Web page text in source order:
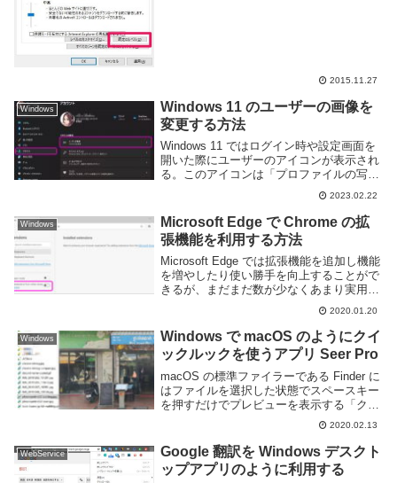
2015.11.27
Windows
Windows 11 のユーザーの画像を
変更する方法
Windows 11 ではログイン時や設定画面を
開いた際にユーザーのアイコンが表示され
る。このアイコンは「プロファイルの写
真」という名称でユーザーを作成する際に
自分で設定するものだが、後から変更した
い場合もあると思う。このページでは
Win...
2023.02.22
Windows
Microsoft Edge で Chrome の拡
張機能を利用する方法
Microsoft Edge では拡張機能を追加し機能
を増やしたり使い勝手を向上することがで
きるが、まだまだ数が少なくあまり実用的
ではない。しかし、Chronium ベースとな
ったことで Google Chrome の拡張機能を
利用できるよ...
2020.01.20
Windows
Windows で macOS のようにクイ
ックルックを使うアプリ Seer Pro
macOS の標準ファイラーである Finder に
はファイルを選択した状態でスペースキー
を押すだけでプレビューを表示する「クイ
ックルック」と呼ばれる機能がある。自分
も macOS を利用していた際にはよく使っ
た機能で Windows を利...
2020.02.13
WebService
Google 翻訳を Windows デスクト
ップアプリのように利用する